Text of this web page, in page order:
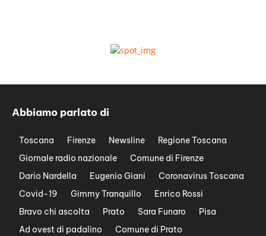
Abbiamo parlato di
Toscana Firenze Newsline
Regione Toscana
Giornale radio nazionale
Comune di Firenze
Dario Nardella
Eugenio Giani
Coronavirus Toscana
Covid-19
Gimmy Tranquillo
Enrico Rossi
Bravo chi ascolta
Prato Sara Funaro
Pisa
Ad ovest di padalino
Comune di Prato